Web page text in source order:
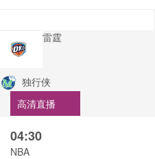
雷霆
独行侠
高清直播
04:30
NBA